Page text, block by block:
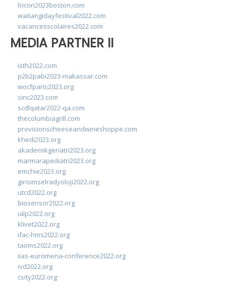
lcicon2023boston.com
waitangidayfestival2022.com
vacancesscolaires2022.com
MEDIA PARTNER II
isth2022.com
p2b2pabi2023-makassar.com
wocfparis2023.org
sinc2023.com
scdlqatar2022-qa.com
thecolumbiagrill.com
provisionscheeseandwineshoppe.com
khedi2023.org
akademikgeriatri2023.org
marmarapediatri2023.org
emchie2023.org
girisimselradyoloji2022.org
utcd2022.org
biosensor2022.org
ialp2022.org
klivet2022.org
ifac-hms2022.org
taoms2022.org
iias-euromena-conference2022.org
ivd2022.org
csity2022.org